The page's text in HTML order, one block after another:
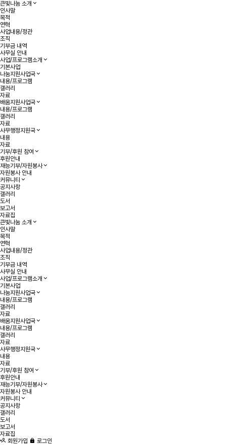
큰빛나눔 소개
인사말
목적
연혁
사업내용/정관
조직
기부금 내역
사무실 안내
사업/프로그램소개
기본사업
나눔지원사업국
내용/프로그램
갤러리
자료
배움지원사업국
내용/프로그램
갤러리
자료
사무행정지원국
내용
자료
기부/후원 참여
후원안내
재능기부/자원봉사
자원봉사 안내
커뮤니티
공지사항
갤러리
도서
보고서
자료집
큰빛나눔 소개
인사말
목적
연혁
사업내용/정관
조직
기부금 내역
사무실 안내
사업/프로그램소개
기본사업
나눔지원사업국
내용/프로그램
갤러리
자료
배움지원사업국
내용/프로그램
갤러리
자료
사무행정지원국
내용
자료
기부/후원 참여
후원안내
재능기부/자원봉사
자원봉사 안내
커뮤니티
공지사항
갤러리
도서
보고서
자료집
회원가입
로그인